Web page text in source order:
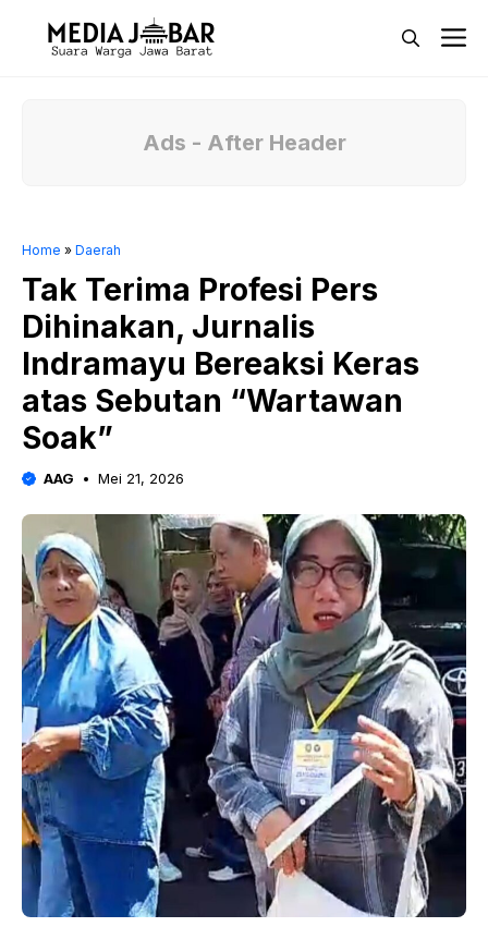
Ads - After Header
Home » Daerah
Tak Terima Profesi Pers
Dihinakan, Jurnalis
Indramayu Bereaksi Keras
atas Sebutan “Wartawan
Soak”
AAG Mei 21, 2026